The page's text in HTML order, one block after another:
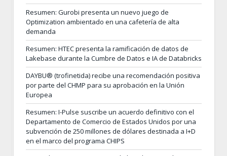
Resumen: Gurobi presenta un nuevo juego de
Optimization ambientado en una cafetería de alta
demanda
Resumen: HTEC presenta la ramificación de datos de
Lakebase durante la Cumbre de Datos e IA de Databricks
DAYBU® (trofinetida) recibe una recomendación positiva
por parte del CHMP para su aprobación en la Unión
Europea
Resumen: I-Pulse suscribe un acuerdo definitivo con el
Departamento de Comercio de Estados Unidos por una
subvención de 250 millones de dólares destinada a I+D
en el marco del programa CHIPS